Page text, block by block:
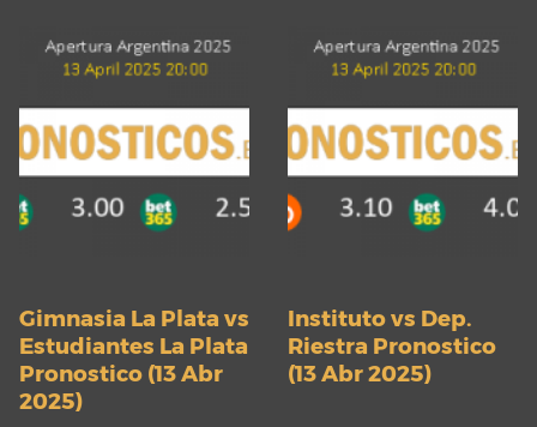
Gimnasia La Plata vs
Estudiantes La Plata
Pronostico (13 Abr
2025)
Instituto vs Dep.
Riestra Pronostico
(13 Abr 2025)